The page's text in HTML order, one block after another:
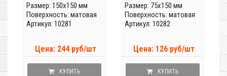
Размер: 150x150 мм
Поверхность: матовая
Артикул: 10281
Цена: 244 руб/шт
КУПИТЬ
Размер: 75x150 мм
Поверхность: матовая
Артикул: 10282
Цена: 126 руб/шт
КУПИТЬ